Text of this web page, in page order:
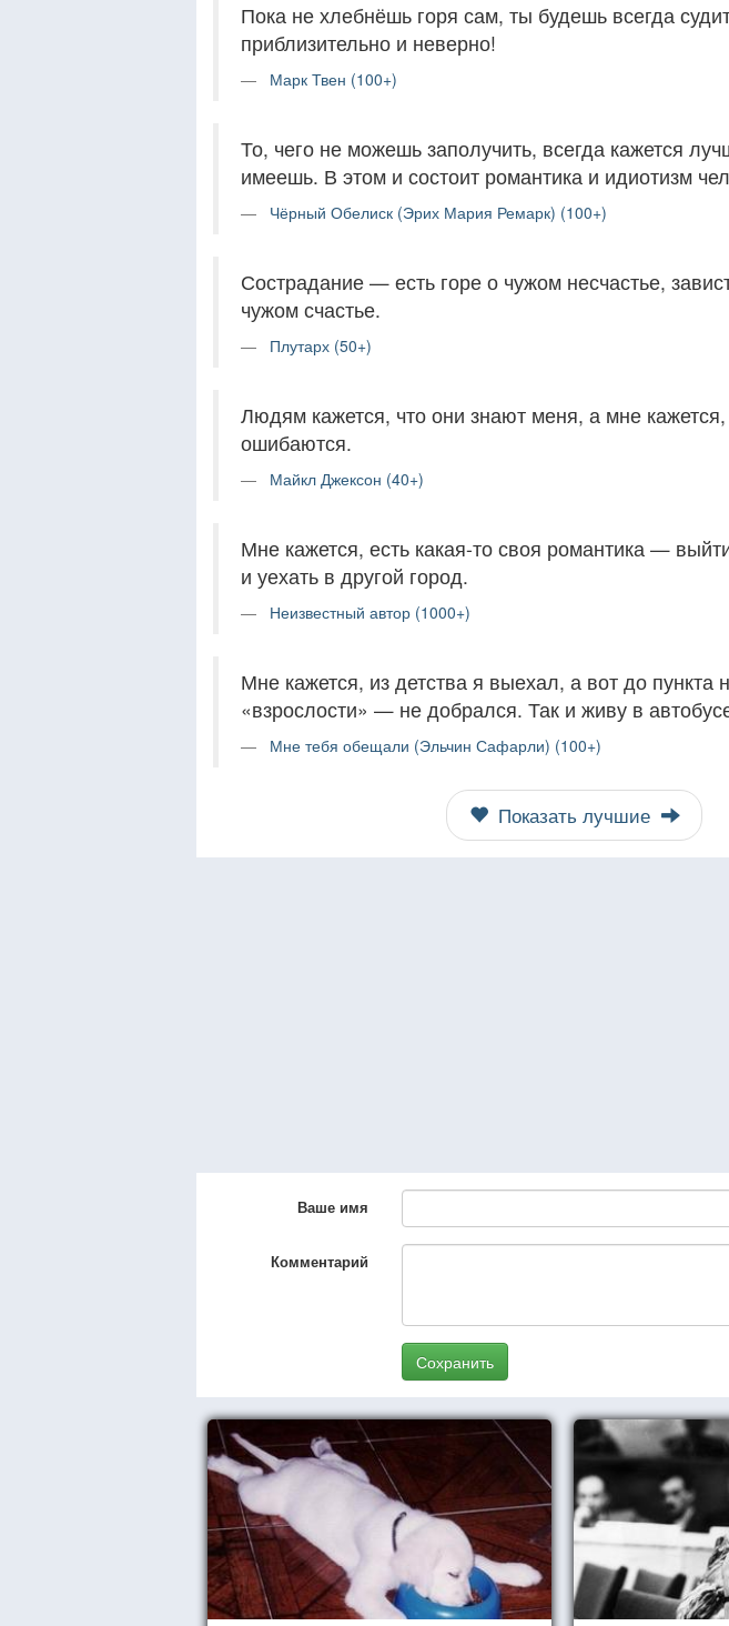
Пока не хлебнёшь горя сам, ты будешь всегда
приблизительно и неверно!
Марк Твен (100+)
То, чего не можешь заполучить, всегда кажется
имеешь. В этом и состоит романтика и идиотизм
Чёрный Обелиск (Эрих Мария Ремарк) (100+)
Сострадание — есть горе о чужом несчастье,
чужом счастье.
Плутарх (50+)
Людям кажется, что они знают меня, а мне кажется,
ошибаются.
Майкл Джексон (40+)
Мне кажется, есть какая-то своя романтика —
и уехать в другой город.
Неизвестный автор (1000+)
Мне кажется, из детства я выехал, а вот до пункта
«взрослости» — не добрался. Так и живу в
Мне тебя обещали (Эльчин Сафарли) (100+)
Показать лучшие
Ваше имя
Комментарий
Сохранить